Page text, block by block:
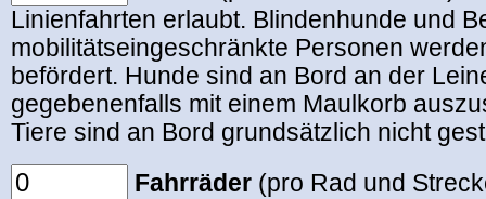
Linienfahrten erlaubt. Blindenhunde und
mobilitätseingeschränkte Personen
befördert. Hunde sind an Bord an der
gegebenenfalls mit einem Maulkorb
Tiere sind an Bord grundsätzlich nicht
Fahrräder (pro Rad und